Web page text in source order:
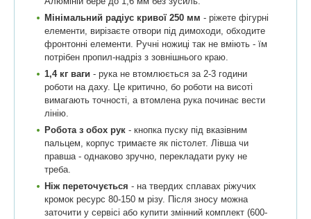
Мінімальний радіус кривої 250 мм - ріжете фігурні
елементи, вирізаєте отвори під димоходи, обходите
фронтонні елементи. Ручні ножиці так не вміють - їм
потрібен пропил-надріз з зовнішнього краю.
1,4 кг ваги - рука не втомлюється за 2-3 години
роботи на даху. Це критично, бо роботи на висоті
вимагають точності, а втомлена рука починає вести
лінію.
Робота з обох рук - кнопка пуску під вказівним
пальцем, корпус тримаєте як пістолет. Лівша чи
правша - однаково зручно, перекладати руку не
треба.
Ніж переточується - на твердих сплавах ріжучих
кромок ресурс 80-150 м різу. Після зносу можна
заточити у сервісі або купити змінний комплект (600-